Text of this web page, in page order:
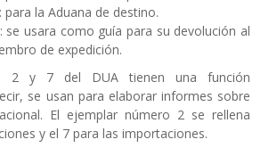
para la Aduana de destino.
se usara como guía para su devolución al
de expedición.
2 y 7 del DUA tienen una función
se usan para elaborar informes sobre
El ejemplar número 2 se rellena
y el 7 para las importaciones.